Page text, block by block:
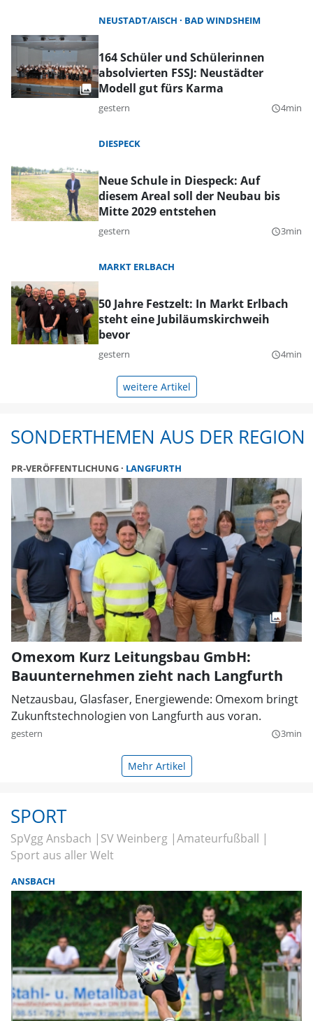
NEUSTADT/AISCH BAD WINDSHEIM
164 Schüler und Schülerinnen
absolvierten FSSJ: Neustädter
Modell gut fürs Karma
gestern query_builder4min
DIESPECK
Neue Schule in Diespeck: Auf
diesem Areal soll der Neubau bis
Mitte 2029 entstehen
gestern query_builder3min
MARKT ERLBACH
50 Jahre Festzelt: In Markt Erlbach
steht eine Jubiläumskirchweih
bevor
gestern query_builder4min
weitere Artikel
SONDERTHEMEN AUS DER REGION
PR-VERÖFFENTLICHUNG LANGFURTH
Omexom Kurz Leitungsbau GmbH:
Bauunternehmen zieht nach Langfurth
Netzausbau, Glasfaser, Energiewende: Omexom bringt
Zukunftstechnologien von Langfurth aus voran.
gestern query_builder3min
Mehr Artikel
SPORT
SpVgg Ansbach SV Weinberg Amateurfußball
Sport aus aller Welt
ANSBACH